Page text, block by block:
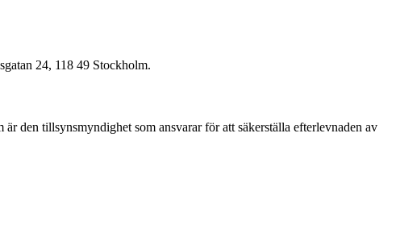
24, 118 49 Stockholm.
den tillsynsmyndighet som ansvarar för att säkerställa efterlevnaden av